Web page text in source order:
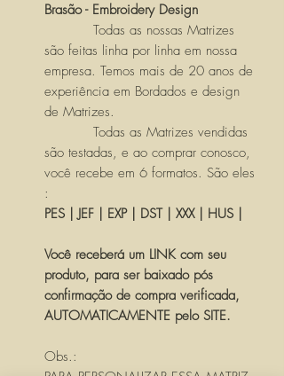
Brasão - Embroidery Design
Todas as nossas Matrizes
são feitas linha por linha em nossa
empresa. Temos mais de 20 anos de
experiência em Bordados e design
de Matrizes.
Todas as Matrizes vendidas
são testadas, e ao comprar conosco,
você recebe em 6 formatos. São eles
:
PES | JEF | EXP | DST | XXX | HUS |
Você receberá um LINK com seu
produto, para ser baixado pós
confirmação de compra verificada,
AUTOMATICAMENTE pelo SITE.
Obs.: